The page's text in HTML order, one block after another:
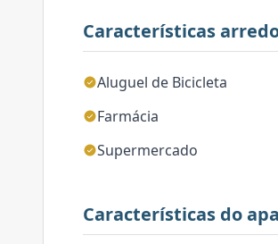
Características
Aluguel de Bicicleta
Farmácia
Supermercado
Características do